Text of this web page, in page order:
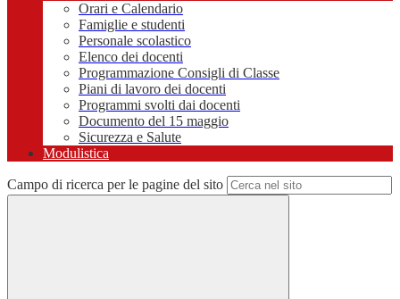
Orari e Calendario
Famiglie e studenti
Personale scolastico
Elenco dei docenti
Programmazione Consigli di Classe
Piani di lavoro dei docenti
Programmi svolti dai docenti
Documento del 15 maggio
Sicurezza e Salute
Modulistica
Campo di ricerca per le pagine del sito